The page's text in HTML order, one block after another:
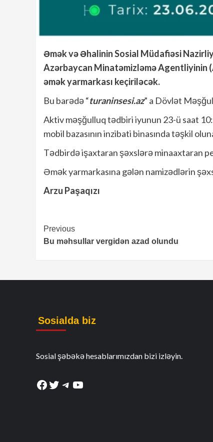
Əmək və Əhalinin Sosial Müdafiəsi
Azərbaycan Minatəmizləmə Agentliyinin
əmək yarmarkası keçiriləcək.
Bu barədə “turaninsesi.az” a Dövlət
Aktiv məşğulluq tədbiri iyunun 23-ü saat
mobil bazasının inzibati binasında təşkil
Tədbirdə işaxtaran şəxslərə minaaxtaran
Əmək yarmarkasına gələn namizədlərin
Arzu Paşaqızı
Continue
Reading
Previous
Bu məhsullar vergidən azad olundu
Sosialda biz
Sosial şəbəkə hesablarımızdan bizi izləyin.
Facebook
Twitter
Telegram
YouTube